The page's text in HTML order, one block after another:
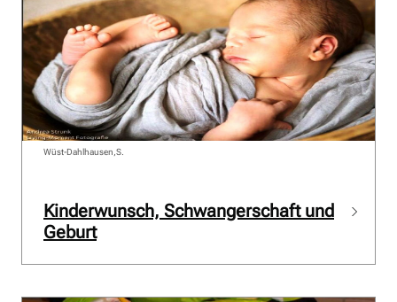
Kinderwunsch, Schwangerschaft und
Geburt
Wüst-Dahlhausen,S.